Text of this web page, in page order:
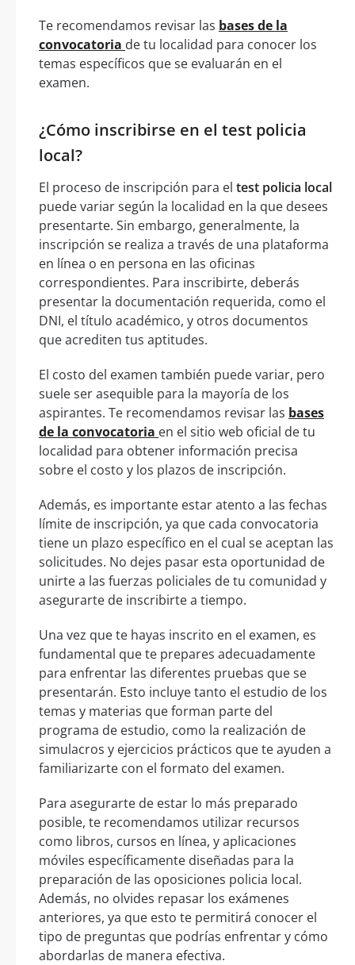
Te recomendamos revisar las bases de la
convocatoria de tu localidad para conocer los
temas específicos que se evaluarán en el
examen.
¿Cómo inscribirse en el test policia
local?
El proceso de inscripción para el test policia local
puede variar según la localidad en la que desees
presentarte. Sin embargo, generalmente, la
inscripción se realiza a través de una plataforma
en línea o en persona en las oficinas
correspondientes. Para inscribirte, deberás
presentar la documentación requerida, como el
DNI, el título académico, y otros documentos
que acrediten tus aptitudes.
El costo del examen también puede variar, pero
suele ser asequible para la mayoría de los
aspirantes. Te recomendamos revisar las bases
de la convocatoria en el sitio web oficial de tu
localidad para obtener información precisa
sobre el costo y los plazos de inscripción.
Además, es importante estar atento a las fechas
límite de inscripción, ya que cada convocatoria
tiene un plazo específico en el cual se aceptan las
solicitudes. No dejes pasar esta oportunidad de
unirte a las fuerzas policiales de tu comunidad y
asegurarte de inscribirte a tiempo.
Una vez que te hayas inscrito en el examen, es
fundamental que te prepares adecuadamente
para enfrentar las diferentes pruebas que se
presentarán. Esto incluye tanto el estudio de los
temas y materias que forman parte del
programa de estudio, como la realización de
simulacros y ejercicios prácticos que te ayuden a
familiarizarte con el formato del examen.
Para asegurarte de estar lo más preparado
posible, te recomendamos utilizar recursos
como libros, cursos en línea, y aplicaciones
móviles específicamente diseñadas para la
preparación de las oposiciones policia local.
Además, no olvides repasar los exámenes
anteriores, ya que esto te permitirá conocer el
tipo de preguntas que podrías enfrentar y cómo
abordarlas de manera efectiva.